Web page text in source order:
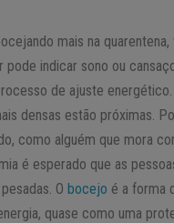
mais na
pode indicar sono ou
de ajuste
densas estão próximas.
como alguém que mora
é esperado que as
O bocejo é a forma
quase como uma